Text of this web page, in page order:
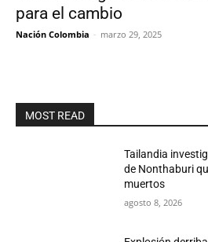
para el cambio
Nación Colombia - marzo 29, 2025
MOST READ
Tailandia
de Nonthaburi
muertos
agosto 8, 2026